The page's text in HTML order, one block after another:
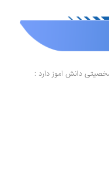
دانش اموز دارد :